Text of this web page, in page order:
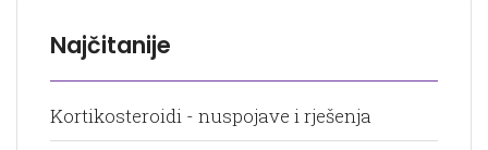
Najčitanije
Kortikosteroidi - nuspojave i rješenja